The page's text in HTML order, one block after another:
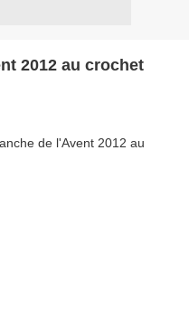
2012 au crochet